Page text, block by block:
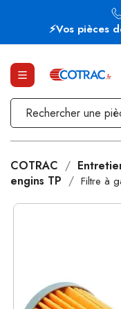
⚡Vos pièces
COTRAC
engins TP
Filtre à